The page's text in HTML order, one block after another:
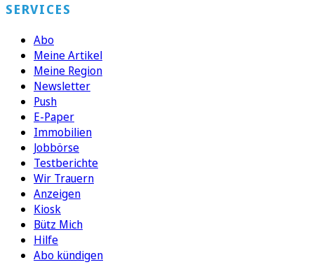
SERVICES
Abo
Meine Artikel
Meine Region
Newsletter
Push
E-Paper
Immobilien
Jobbörse
Testberichte
Wir Trauern
Anzeigen
Kiosk
Bütz Mich
Hilfe
Abo kündigen